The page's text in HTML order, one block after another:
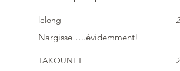
lelong
Nargisse…..évidemment!
TAKOUNET